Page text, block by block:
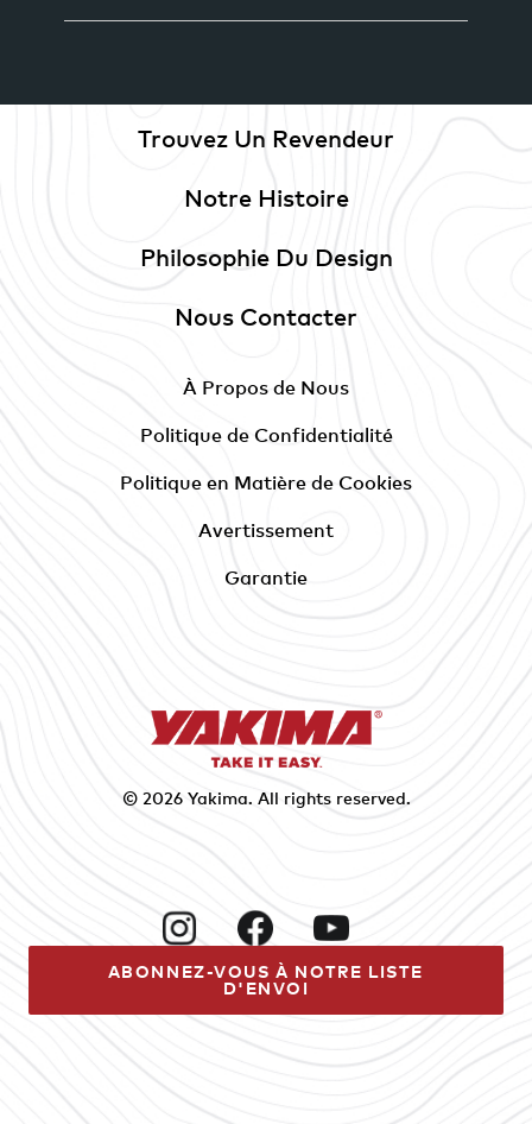
Trouvez Un Revendeur
Notre Histoire
Philosophie Du Design
Nous Contacter
À Propos de Nous
Politique de Confidentialité
Politique en Matière de Cookies
Avertissement
Garantie
© 2026 Yakima. All rights reserved.
InstagramFacebook
ABONNEZ-VOUS À NOTRE LISTE
D'ENVOI